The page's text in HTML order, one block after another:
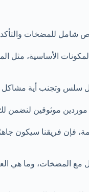
شامل للمضخات
يقوم الفنيون بتفقد جميع
سلس وتجنب أية مشاكل
موردين موثوقين لنضمن لك
فريقنا سيكون
مع المضخات، وما هي